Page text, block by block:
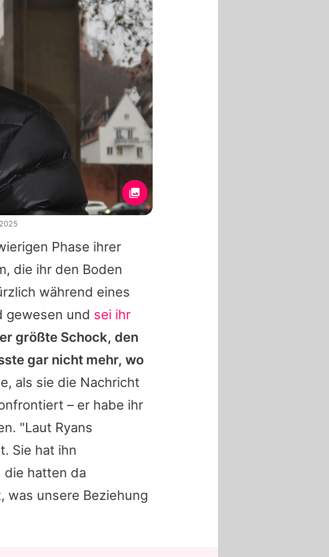
Phase ihrer
die ihr den Boden
während eines
gewesen und sei ihr
größte Schock, den
gar nicht mehr, wo
als sie die Nachricht
– er habe ihr
"Laut Ryans
Sie hat ihn
die hatten da
was unsere Beziehung